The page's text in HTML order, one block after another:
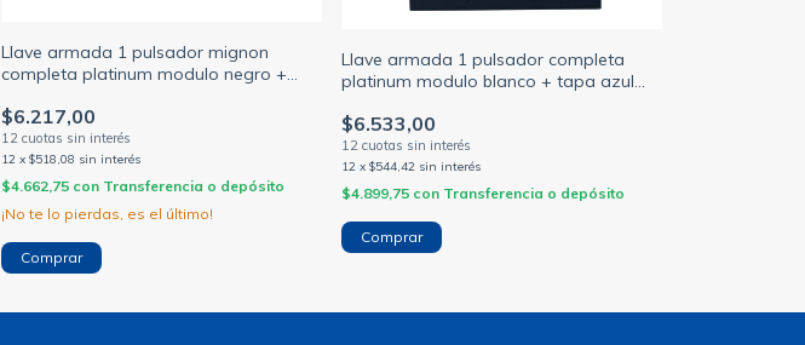
Llave armada 1 pulsador mignon
completa platinum modulo negro +
$6.217,00
12 x $518,08 sin interés
$4.662,75 con Transferencia o depósito
¡No te lo pierdas, es el último!
Llave armada 1 pulsador completa
platinum modulo blanco + tapa azul
$6.533,00
12 x $544,42 sin interés
$4.899,75 con Transferencia o depósito